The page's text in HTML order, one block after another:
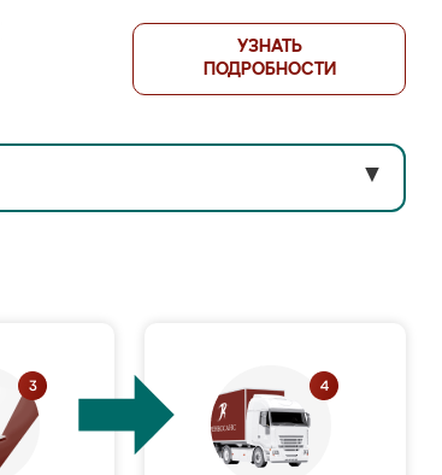
УЗНАТЬ
ПОДРОБНОСТИ
▼